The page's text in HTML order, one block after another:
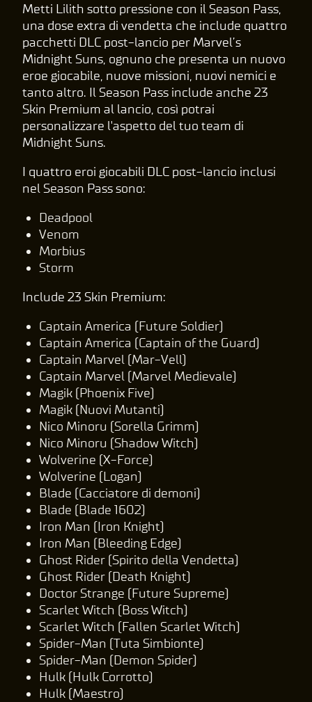
Metti Lilith sotto pressione con il Season Pass,
una dose extra di vendetta che include quattro
pacchetti DLC post-lancio per Marvel’s
Midnight Suns, ognuno che presenta un nuovo
eroe giocabile, nuove missioni, nuovi nemici e
tanto altro. Il Season Pass include anche 23
Skin Premium al lancio, così potrai
personalizzare l'aspetto del tuo team di
Midnight Suns.
I quattro eroi giocabili DLC post-lancio inclusi
nel Season Pass sono:
Deadpool
Venom
Morbius
Storm
Include 23 Skin Premium:
Captain America (Future Soldier)
Captain America (Captain of the Guard)
Captain Marvel (Mar-Vell)
Captain Marvel (Marvel Medievale)
Magik (Phoenix Five)
Magik (Nuovi Mutanti)
Nico Minoru (Sorella Grimm)
Nico Minoru (Shadow Witch)
Wolverine (X-Force)
Wolverine (Logan)
Blade (Cacciatore di demoni)
Blade (Blade 1602)
Iron Man (Iron Knight)
Iron Man (Bleeding Edge)
Ghost Rider (Spirito della Vendetta)
Ghost Rider (Death Knight)
Doctor Strange (Future Supreme)
Scarlet Witch (Boss Witch)
Scarlet Witch (Fallen Scarlet Witch)
Spider-Man (Tuta Simbionte)
Spider-Man (Demon Spider)
Hulk (Hulk Corrotto)
Hulk (Maestro)